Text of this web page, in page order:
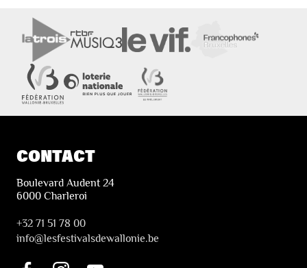
CONTACT
Boulevard Audent 24
6000 Charleroi
+32 71 51 78 00
info@lesfestivalsdewallonie.be